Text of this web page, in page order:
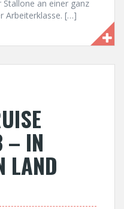
an einer ganz
Arbeiterklasse. […]
– IN
LAND